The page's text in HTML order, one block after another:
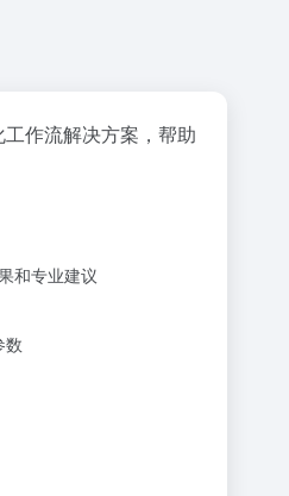
作流解决方案，帮助
和专业建议
数